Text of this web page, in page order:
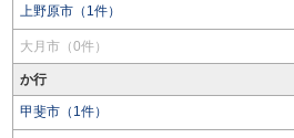
上野原市（1件）
大月市（0件）
か行
甲斐市（1件）